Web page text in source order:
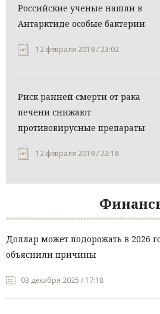
Российские ученые нашли в
Антарктиде особые бактерии
12 февраля 2019 / 23:02
Риск ранней смерти от рака
печени снижают
противовирусные препараты
12 февраля 2019 / 23:18
Доллар может подорожать в 2026
объяснили причины
03 декабря 2025 / 17:18